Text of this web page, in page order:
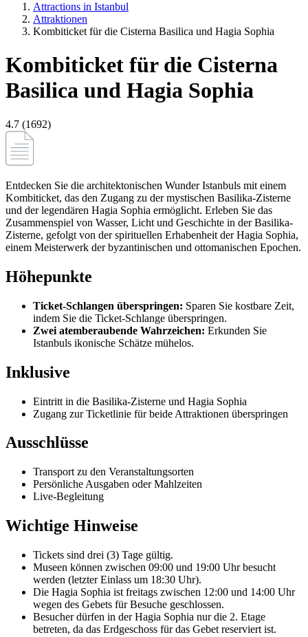
Attractions in Istanbul
Attraktionen
Kombiticket für die Cisterna Basilica und Hagia Sophia
Kombiticket für die Cisterna
Basilica und Hagia Sophia
4.7 (1692)
Entdecken Sie die architektonischen Wunder Istanbuls mit einem
Kombiticket, das den Zugang zu der mystischen Basilika-Zisterne
und der legendären Hagia Sophia ermöglicht. Erleben Sie das
Zusammenspiel von Wasser, Licht und Geschichte in der Basilika-
Zisterne, gefolgt von der spirituellen Erhabenheit der Hagia Sophia,
einem Meisterwerk der byzantinischen und ottomanischen Epochen.
Höhepunkte
Ticket-Schlangen überspringen: Sparen Sie kostbare Zeit,
indem Sie die Ticket-Schlange überspringen.
Zwei atemberaubende Wahrzeichen: Erkunden Sie
Istanbuls ikonische Schätze mühelos.
Inklusive
Eintritt in die Basilika-Zisterne und Hagia Sophia
Zugang zur Ticketlinie für beide Attraktionen überspringen
Ausschlüsse
Transport zu den Veranstaltungsorten
Persönliche Ausgaben oder Mahlzeiten
Live-Begleitung
Wichtige Hinweise
Tickets sind drei (3) Tage gültig.
Museen können zwischen 09:00 und 19:00 Uhr besucht
werden (letzter Einlass um 18:30 Uhr).
Die Hagia Sophia ist freitags zwischen 12:00 und 14:00 Uhr
wegen des Gebets für Besuche geschlossen.
Besucher dürfen in der Hagia Sophia nur die 2. Etage
betreten, da das Erdgeschoss für das Gebet reserviert ist.